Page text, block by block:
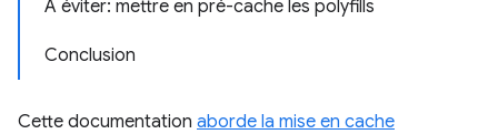
À éviter: mettre en pré-cache les polyfills
Conclusion
Cette documentation aborde la mise en cache